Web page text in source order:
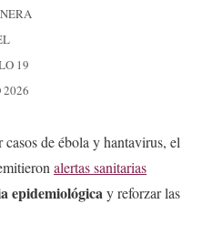
19
2026
de ébola y hantavirus, el
alertas sanitarias
epidemiológicay reforzar las